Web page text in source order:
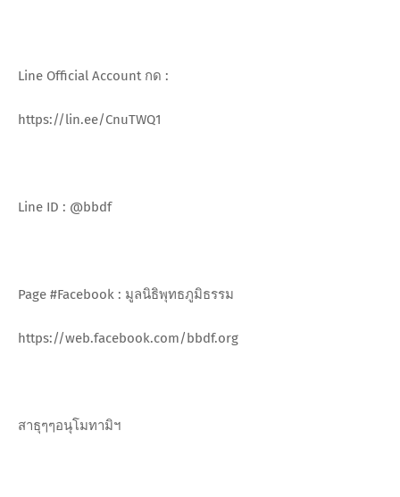
Line Official Account กด :
https://lin.ee/CnuTWQ1
Line ID : @bbdf
Page #Facebook : มูลนิธิพุทธภูมิธรรม
https://web.facebook.com/bbdf.org
สาธุๆๆอนุโมทามิฯ